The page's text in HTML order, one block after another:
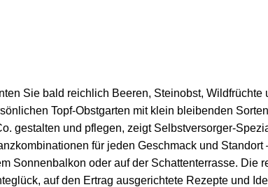
Sie bald reichlich Beeren, Steinobst, Wildfrüchte
Topf-Obstgarten mit klein bleibenden
gestalten und pflegen, zeigt Selbstversorger-
für jeden Geschmack und Standort
Sonnenbalkon oder auf der Schattenterrasse. Die
auf den Ertrag ausgerichtete Rezepte und